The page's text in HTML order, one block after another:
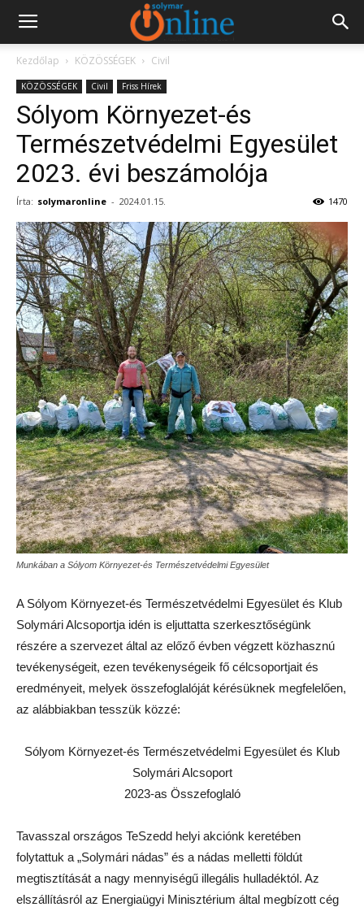
Kezdőlap KÖZÖSSÉGEK Civil
KÖZÖSSÉGEK Civil Friss Hírek
Sólyom Környezet-és
Természetvédelmi Egyesület
2023. évi beszámolója
Írta: solymaronline - 2024.01.15. 1470
Munkában a Sólyom Környezet-és Természetvédelmi Egyesület
A Sólyom Környezet-és Természetvédelmi Egyesület és Klub
Solymári Alcsoportja idén is eljuttatta szerkesztőségünk
részére a szervezet által az előző évben végzett közhasznú
tevékenységeit, ezen tevékenységeik fő célcsoportjait és
eredményeit, melyek összefoglalóját kérésüknek megfelelően,
az alábbiakban tesszük közzé:
Sólyom Környezet-és Természetvédelmi Egyesület és Klub
Solymári Alcsoport
2023-as Összefoglaló
Tavasszal országos TeSzedd helyi akciónk keretében
folytattuk a „Solymári nádas” és a nádas melletti földút
megtisztítását a nagy mennyiségű illegális hulladéktól. Az
elszállításról az Energiaügyi Minisztérium által megbízott cég